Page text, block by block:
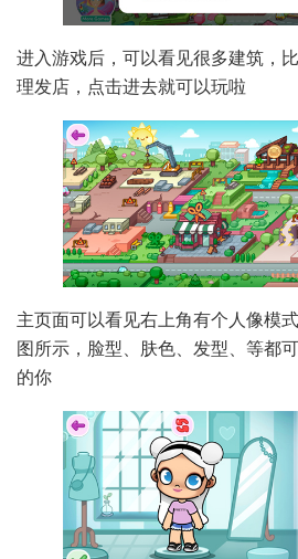
进入游戏后，可以看见很多建筑，
理发店，点击进去就可以玩啦
主页面可以看见右上角有个人像模
图所示，脸型、肤色、发型、等都
的你